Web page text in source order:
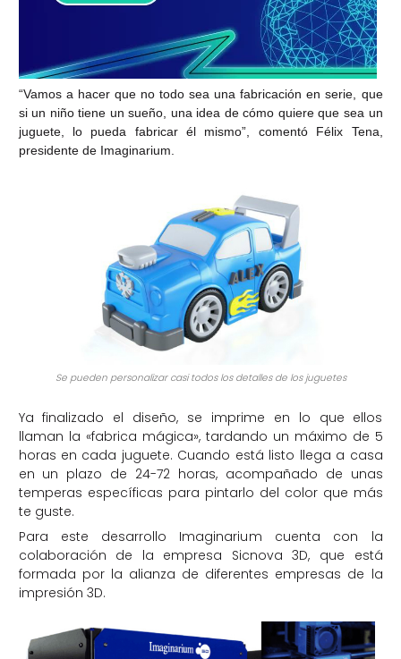
“Vamos a hacer que no todo sea una fabricación en serie, que
si un niño tiene un sueño, una idea de cómo quiere que sea un
juguete, lo pueda fabricar él mismo”, comentó Félix Tena,
presidente de Imaginarium.
Se pueden personalizar casi todos los detalles de los juguetes
Ya finalizado el diseño, se imprime en lo que ellos
llaman la «fabrica mágica», tardando un máximo de 5
horas en cada juguete. Cuando está listo llega a casa
en un plazo de 24-72 horas, acompañado de unas
temperas específicas para pintarlo del color que más
te guste.
Para este desarrollo Imaginarium cuenta con la
colaboración de la empresa Sicnova 3D, que está
formada por la alianza de diferentes empresas de la
impresión 3D.